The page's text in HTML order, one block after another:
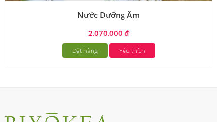
Nước Dưỡng Ẩm
2.070.000 đ
Đặt hàng Yêu thích